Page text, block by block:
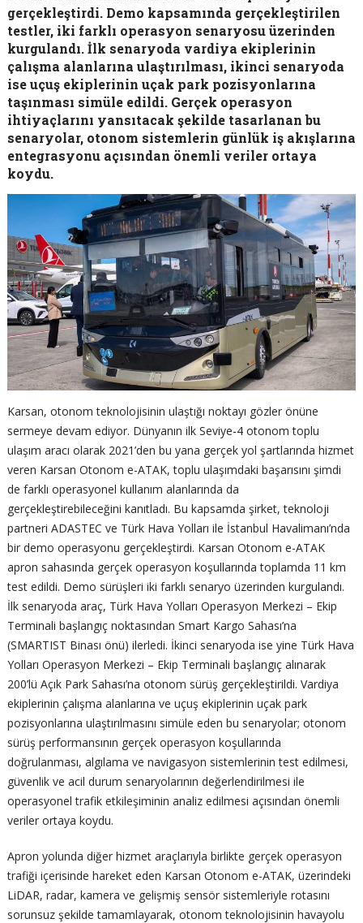
gerçekleştirdi. Demo kapsamında gerçekleştirilen
testler, iki farklı operasyon senaryosu üzerinden
kurgulandı. İlk senaryoda vardiya ekiplerinin
çalışma alanlarına ulaştırılması, ikinci senaryoda
ise uçuş ekiplerinin uçak park pozisyonlarına
taşınması simüle edildi. Gerçek operasyon
ihtiyaçlarını yansıtacak şekilde tasarlanan bu
senaryolar, otonom sistemlerin günlük iş akışlarına
entegrasyonu açısından önemli veriler ortaya
koydu.
Karsan, otonom teknolojisinin ulaştığı noktayı gözler önüne
sermeye devam ediyor. Dünyanın ilk Seviye-4 otonom toplu
ulaşım aracı olarak 2021’den bu yana gerçek yol şartlarında hizmet
veren Karsan Otonom e-ATAK, toplu ulaşımdaki başarısını şimdi
de farklı operasyonel kullanım alanlarında da
gerçekleştirebileceğini kanıtladı. Bu kapsamda şirket, teknoloji
partneri ADASTEC ve Türk Hava Yolları ile İstanbul Havalimanı’nda
bir demo operasyonu gerçekleştirdi. Karsan Otonom e-ATAK
apron sahasında gerçek operasyon koşullarında toplamda 11 km
test edildi. Demo sürüşleri iki farklı senaryo üzerinden kurgulandı.
İlk senaryoda araç, Türk Hava Yolları Operasyon Merkezi – Ekip
Terminali başlangıç noktasından Smart Kargo Sahası’na
(SMARTIST Binası önü) ilerledi. İkinci senaryoda ise yine Türk Hava
Yolları Operasyon Merkezi – Ekip Terminali başlangıç alınarak
200’lü Açık Park Sahası’na otonom sürüş gerçekleştirildi. Vardiya
ekiplerinin çalışma alanlarına ve uçuş ekiplerinin uçak park
pozisyonlarına ulaştırılmasını simüle eden bu senaryolar; otonom
sürüş performansının gerçek operasyon koşullarında
doğrulanması, algılama ve navigasyon sistemlerinin test edilmesi,
güvenlik ve acil durum senaryolarının değerlendirilmesi ile
operasyonel trafik etkileşiminin analiz edilmesi açısından önemli
veriler ortaya koydu.
Apron yolunda diğer hizmet araçlarıyla birlikte gerçek operasyon
trafiği içerisinde hareket eden Karsan Otonom e-ATAK, üzerindeki
LiDAR, radar, kamera ve gelişmiş sensör sistemleriyle rotasını
sorunsuz şekilde tamamlayarak, otonom teknolojisinin havayolu